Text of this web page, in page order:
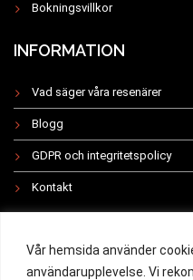
Vår hemsida använder
användarupplevelse. Vi
Bokningsvillkor
INFORMATION
Vad säger våra resenärer
Blogg
GDPR och integritetspolicy
Kontakt